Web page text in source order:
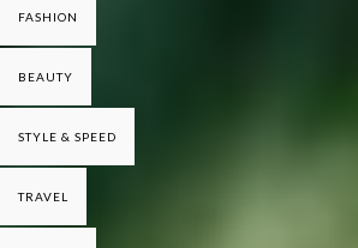
FASHION
BEAUTY
STYLE & SPEED
TRAVEL